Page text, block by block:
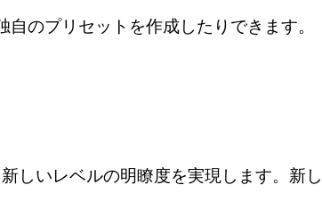
のプリセットを作成したりできます。
しいレベルの明瞭度を実現します。新し